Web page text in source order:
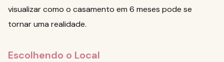
visualizar como o casamento em 6 meses pode se
tornar uma realidade.
Escolhendo o Local